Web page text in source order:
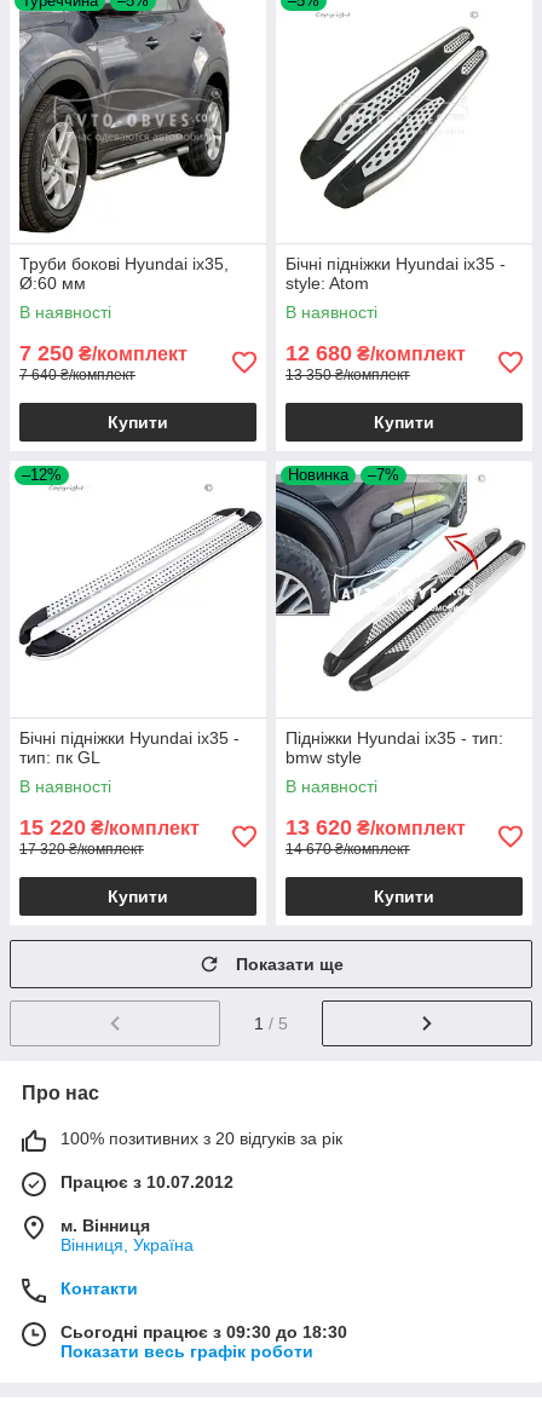
Труби бокові Hyundai ix35,
Ø:60 мм
В наявності
7 250 ₴/комплект
7 640 ₴/комплект
Купити
Бічні підніжки Hyundai ix35 -
style: Atom
В наявності
12 680 ₴/комплект
13 350 ₴/комплект
Купити
–12%
Бічні підніжки Hyundai ix35 -
тип: пк GL
В наявності
15 220 ₴/комплект
17 320 ₴/комплект
Купити
Новинка –7%
Підніжки Hyundai ix35 - тип:
bmw style
В наявності
13 620 ₴/комплект
14 670 ₴/комплект
Купити
Показати ще
1 / 5
Про нас
100% позитивних з 20 відгуків за рік
Працює з 10.07.2012
м. Вінниця
Вінниця, Україна
Контакти
Сьогодні працює з 09:30 до 18:30
Показати весь графік роботи